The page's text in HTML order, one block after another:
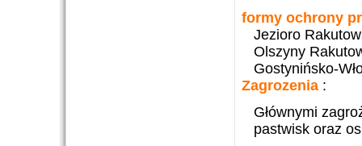
formy ochrony
Jezioro
Olszyny
Gostynińsko-
Zagrozenia :
Głównymi
pastwisk oraz